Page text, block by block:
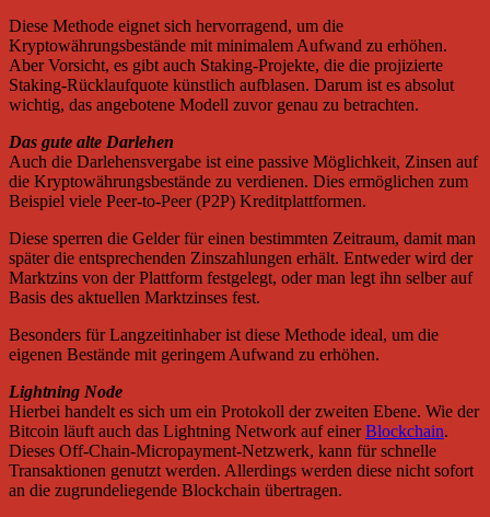
Diese Methode eignet sich hervorragend, um die
Kryptowährungsbestände mit minimalem Aufwand zu erhöhen.
Aber Vorsicht, es gibt auch Staking-Projekte, die die projizierte
Staking-Rücklaufquote künstlich aufblasen. Darum ist es absolut
wichtig, das angebotene Modell zuvor genau zu betrachten.
Das gute alte Darlehen
Auch die Darlehensvergabe ist eine passive Möglichkeit, Zinsen auf
die Kryptowährungsbestände zu verdienen. Dies ermöglichen zum
Beispiel viele Peer-to-Peer (P2P) Kreditplattformen.
Diese sperren die Gelder für einen bestimmten Zeitraum, damit man
später die entsprechenden Zinszahlungen erhält. Entweder wird der
Marktzins von der Plattform festgelegt, oder man legt ihn selber auf
Basis des aktuellen Marktzinses fest.
Besonders für Langzeitinhaber ist diese Methode ideal, um die
eigenen Bestände mit geringem Aufwand zu erhöhen.
Lightning Node
Hierbei handelt es sich um ein Protokoll der zweiten Ebene. Wie der
Bitcoin läuft auch das Lightning Network auf einerBlockchain.
Dieses Off-Chain-Micropayment-Netzwerk, kann für schnelle
Transaktionen genutzt werden. Allerdings werden diese nicht sofort
an die zugrundeliegende Blockchain übertragen.